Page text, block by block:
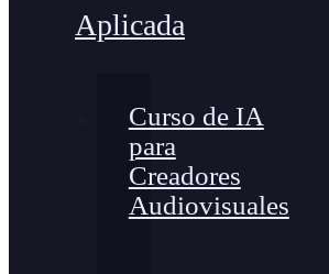
Aplicada
Curso de IA
para
Creadores
Audiovisuales